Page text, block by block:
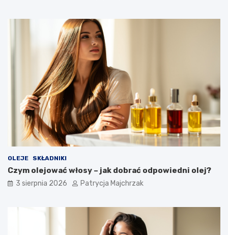
OLEJE SKŁADNIKI
Czym olejować włosy – jak dobrać odpowiedni olej?
3 sierpnia 2026 Patrycja Majchrzak